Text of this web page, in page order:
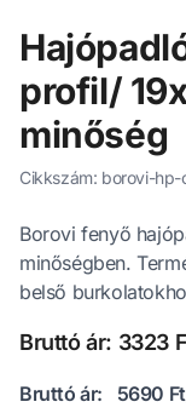
profil/
minőség
Cikkszám: borovi-
Borovi fenyő
minőségben.
belső
Bruttó ár: 3323
Bruttó ár:
5690